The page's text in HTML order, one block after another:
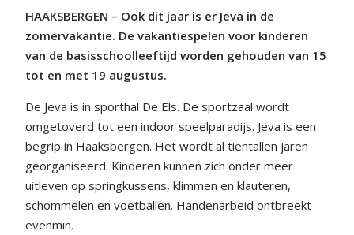
HAAKSBERGEN – Ook dit jaar is er Jeva in de
zomervakantie. De vakantiespelen voor kinderen
van de basisschoolleeftijd worden gehouden van 15
tot en met 19 augustus.
De Jeva is in sporthal De Els. De sportzaal wordt
omgetoverd tot een indoor speelparadijs. Jeva is een
begrip in Haaksbergen. Het wordt al tientallen jaren
georganiseerd. Kinderen kunnen zich onder meer
uitleven op springkussens, klimmen en klauteren,
schommelen en voetballen. Handenarbeid ontbreekt
evenmin.